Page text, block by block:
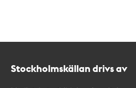
Stockholmskällan drivs av